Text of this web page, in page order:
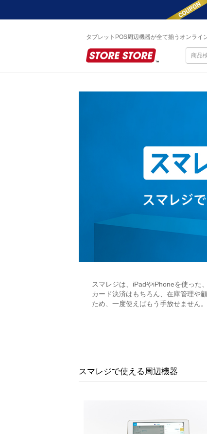
タブレットPOS周辺機器が全て揃うオンライ
スマレジは、iPadやiPhoneを使った
カード決済はもちろん、在庫管理や
ため、一度使えばもう手放せません。
スマレジで使える周辺機器